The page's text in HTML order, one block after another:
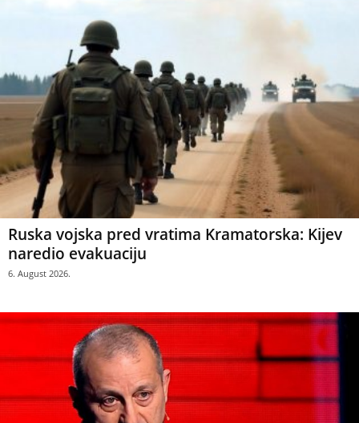
Ruska vojska pred vratima Kramatorska: Kijev
naredio evakuaciju
6. August 2026.